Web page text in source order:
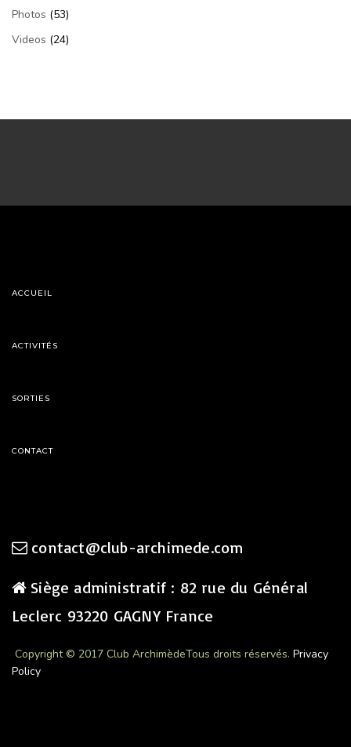
Photos (53)
Videos (24)
ACCUEIL
ACTIVITÉS
SORTIES
CONTACT
contact@club-archimede.com
Siège administratif : 82 rue du Général
Leclerc 93220 GAGNY France
Copyright © 2017 Club ArchimèdeTous droits réservés. Privacy
Policy